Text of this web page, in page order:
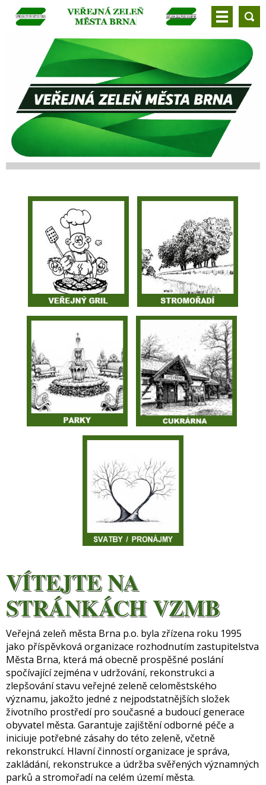
VÍTEJTE NA
STRÁNKÁCH VZMB
Veřejná zeleň města Brna p.o. byla zřízena roku 1995
jako příspěvková organizace rozhodnutím zastupitelstva
Města Brna, která má obecně prospěšné poslání
spočívající zejména v udržování, rekonstrukci a
zlepšování stavu veřejné zeleně celoměstského
významu, jakožto jedné z nejpodstatnějších složek
životního prostředí pro současné a budoucí generace
obyvatel města. Garantuje zajištění odborné péče a
iniciuje potřebné zásahy do této zeleně, včetně
rekonstrukcí. Hlavní činností organizace je správa,
zakládání, rekonstrukce a údržba svěřených významných
parků a stromořadí na celém území města.